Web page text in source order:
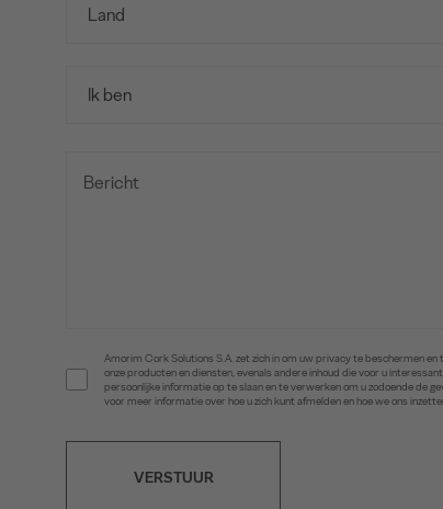
Amorim Cork Solutions S.A. zet zich in om uw privacy te beschermen
onze producten en diensten, evenals andere inhoud die voor u
persoonlijke informatie op te slaan en te verwerken om u zodoende de
voor meer informatie over hoe u zich kunt afmelden en hoe we ons
VERSTUUR